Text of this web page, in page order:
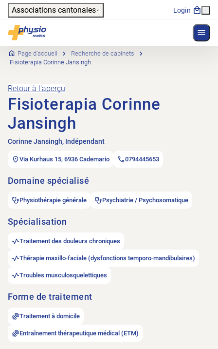
Header
Associations cantonales Login
Physioswiss
Navigation principale
Page d’accueil
Recherche de cabinets
Fisioterapia Corinne Jansingh
Retour à l'aperçu
Fisioterapia Corinne
Jansingh
Corinne Jansingh, Indépendant
Via Kurhaus 15, 6936 Cademario 0794445653
Domaine spécialisé
Physiothérapie générale Psychiatrie / Psychosomatique
Spécialisation
Traitement des douleurs chroniques
Thérapie maxillo-faciale (dysfonctions temporo-mandibulaires)
Troubles musculosquelettiques
Forme de traitement
Traitement à domicile
Entraînement thérapeutique médical (ETM)